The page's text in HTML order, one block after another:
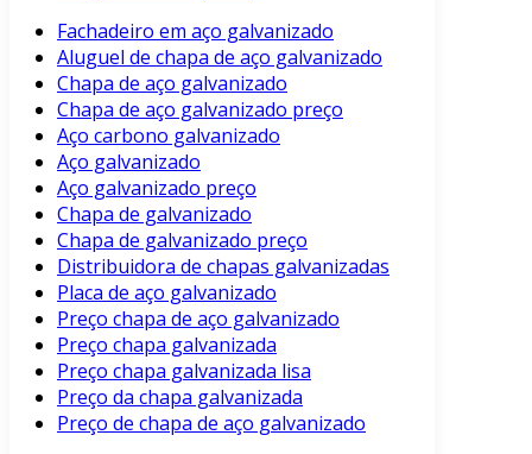
Fachadeiro em aço galvanizado
Aluguel de chapa de aço galvanizado
Chapa de aço galvanizado
Chapa de aço galvanizado preço
Aço carbono galvanizado
Aço galvanizado
Aço galvanizado preço
Chapa de galvanizado
Chapa de galvanizado preço
Distribuidora de chapas galvanizadas
Placa de aço galvanizado
Preço chapa de aço galvanizado
Preço chapa galvanizada
Preço chapa galvanizada lisa
Preço da chapa galvanizada
Preço de chapa de aço galvanizado